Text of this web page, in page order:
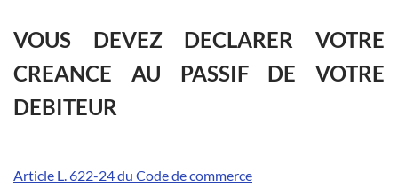
VOUS DEVEZ DECLARER VOTRE
CREANCE AU PASSIF DE VOTRE
DEBITEUR
Article L. 622-24 du Code de commerce